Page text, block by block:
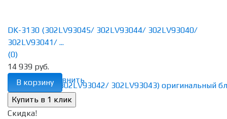
избранное сравнить
DK-3130 (302LV93045/ 302LV93044/ 302LV93040/
302LV93041/ ...
(0)
14 939 руб.
В корзину
Скидка!